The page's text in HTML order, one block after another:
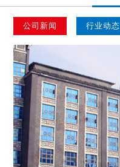
公司新闻 行业动态